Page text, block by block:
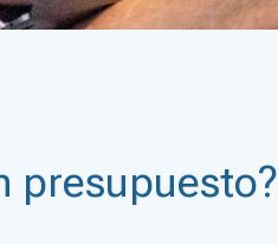
presupuesto?